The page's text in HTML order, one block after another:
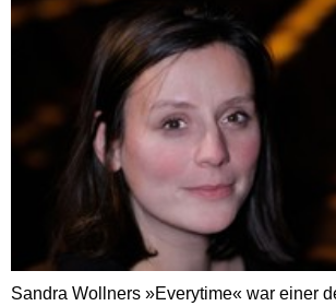
Sandra Wollners »Everytime« war einer